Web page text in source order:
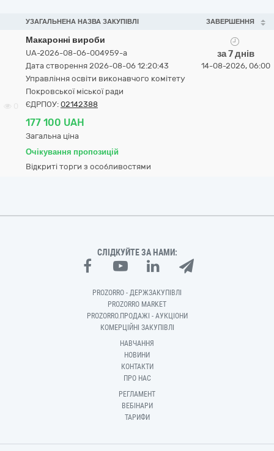
УЗАГАЛЬНЕНА НАЗВА ЗАКУПІВЛІ ЗАВЕРШЕННЯ
Макаронні вироби
UA-2026-08-06-004959-a
Дата створення 2026-08-06 12:20:43
Управління освіти виконавчого комітету
Покровської міської ради
ЄДРПОУ: 02142388
177 100 UAH
Загальна ціна
Очікування пропозицій
Відкриті торги з особливостями
за 7 днів
14-08-2026, 06:00
СЛІДКУЙТЕ ЗА НАМИ:
PROZORRO - ДЕРЖЗАКУПІВЛІ
PROZORRO MARKET
PROZORRO.ПРОДАЖІ - АУКЦІОНИ
КОМЕРЦІЙНІ ЗАКУПІВЛІ
НАВЧАННЯ
НОВИНИ
КОНТАКТИ
ПРО НАС
РЕГЛАМЕНТ
ВЕБІНАРИ
ТАРИФИ